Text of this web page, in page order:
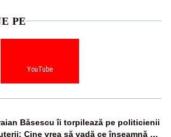
PE
YouTube
Băsescu îi torpilează pe politicienii
Cine vrea să vadă ce înseamnă să